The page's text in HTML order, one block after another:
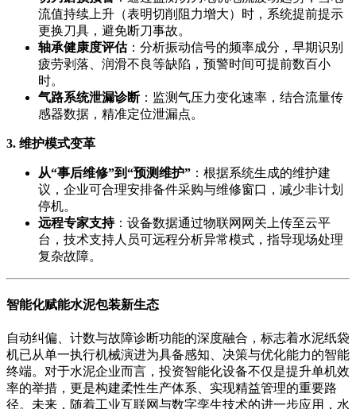
流值持续上升（表明切削阻力增大）时，系统提前提示
更换刀具，避免断刀事故。
轴承健康度评估：分析振动信号的频率成分，早期识别
疲劳剥落、润滑不良等缺陷，预警时间可提前数百小
时。
气路系统泄漏诊断：监测气压力变化速率，结合流量传
感器数据，精准定位泄漏点。
3. 维护模式变革
从“事后维修”到“预测维护” ：根据系统生成的维护建
议，企业可合理安排备件采购与维修窗口，减少非计划
停机。
远程专家支持：设备数据通过物联网网关上传至云平
台，技术支持人员可远程分析异常模式，指导现场处理
复杂故障。
智能化赋能水泥包装新生态
自动纠偏、计数与故障诊断功能的深度融合，标志着水泥纸袋
机已从单一执行机械演进为具备感知、决策与优化能力的智能
终端。对于水泥企业而言，投资智能化设备不仅是提升单机效
率的举措，更是构建柔性生产体系、实现精益管理的重要路
径。未来，随着工业互联网与数字孪生技术的进一步应用，水